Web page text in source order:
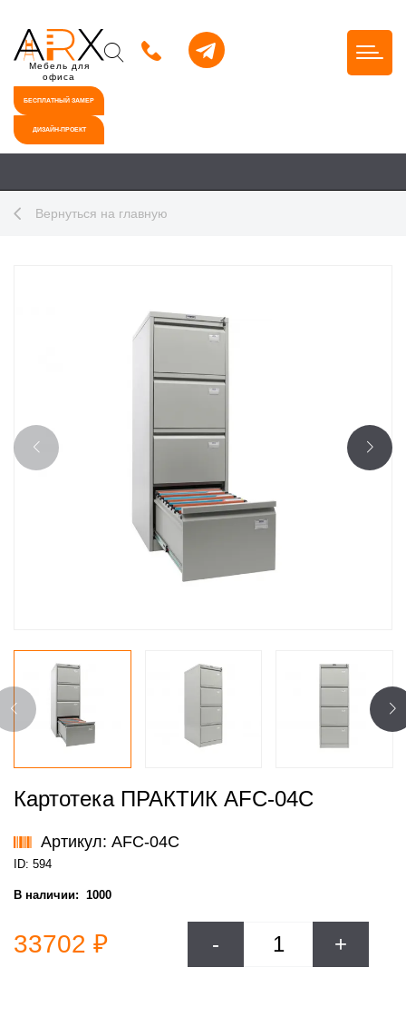
Мебель для
офиса
БЕСПЛАТНЫЙ ЗАМЕР
ДИЗАЙН-ПРОЕКТ
Вернуться на главную
Картотека ПРАКТИК AFC-04С
Артикул: AFC-04С
ID: 594
В наличии: 1000
33702 ₽ - +